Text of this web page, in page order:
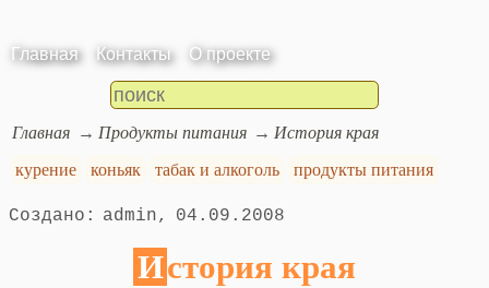
Главная Контакты О проекте
Главная Продукты питания
История края
курение
коньяк табак и алкоголь продукты питания
admin 04.09.2008
История края